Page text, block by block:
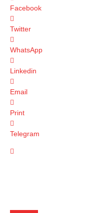
Facebook
Twitter
WhatsApp
Linkedin
Email
Print
Telegram